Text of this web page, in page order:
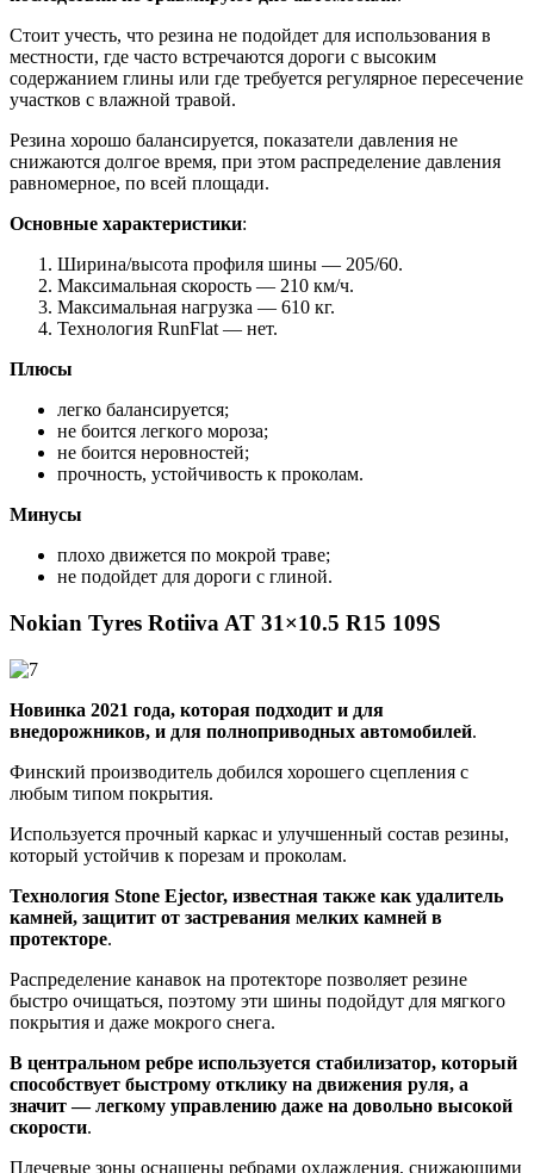
Стоит учесть, что резина не подойдет для использования в
местности, где часто встречаются дороги с высоким
содержанием глины или где требуется регулярное пересечение
участков с влажной травой.
Резина хорошо балансируется, показатели давления не
снижаются долгое время, при этом распределение давления
равномерное, по всей площади.
Основные характеристики:
Ширина/высота профиля шины — 205/60.
Максимальная скорость — 210 км/ч.
Максимальная нагрузка — 610 кг.
Технология RunFlat — нет.
Плюсы
легко балансируется;
не боится легкого мороза;
не боится неровностей;
прочность, устойчивость к проколам.
Минусы
плохо движется по мокрой траве;
не подойдет для дороги с глиной.
Nokian Tyres Rotiiva AT 31×10.5 R15 109S
Новинка 2021 года, которая подходит и для
внедорожников, и для полноприводных автомобилей.
Финский производитель добился хорошего сцепления с
любым типом покрытия.
Используется прочный каркас и улучшенный состав резины,
который устойчив к порезам и проколам.
Технология Stone Ejector, известная также как удалитель
камней, защитит от застревания мелких камней в
протекторе.
Распределение канавок на протекторе позволяет резине
быстро очищаться, поэтому эти шины подойдут для мягкого
покрытия и даже мокрого снега.
В центральном ребре используется стабилизатор, который
способствует быстрому отклику на движения руля, а
значит — легкому управлению даже на довольно высокой
скорости.
Плечевые зоны оснащены ребрами охлаждения, снижающими